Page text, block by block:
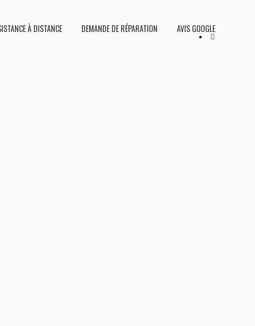
À DISTANCE DEMANDE DE RÉPARATION AVIS GOOGLE